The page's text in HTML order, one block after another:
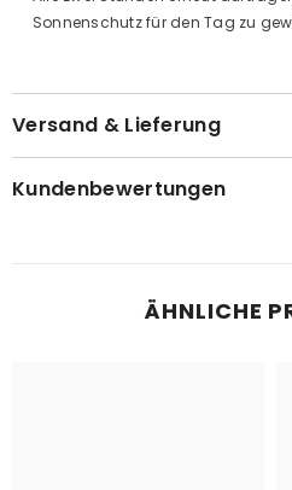
Sonnenschutz für den Tag zu
Versand & Lieferung
Kundenbewertungen
ÄHNLICHE